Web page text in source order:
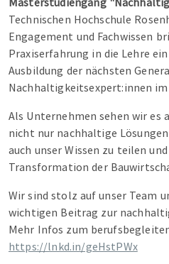
Technischen Hochschule
Engagement und Fachwissen
Praxiserfahrung in die Lehre
Ausbildung der nächsten
Nachhaltigkeitsexpert:innen im
Als Unternehmen sehen wir es
nicht nur nachhaltige
auch unser Wissen zu teilen
Transformation der
Wir sind stolz auf unser Team
wichtigen Beitrag zur
Mehr Infos zum
https://lnkd.in/geHstPWx